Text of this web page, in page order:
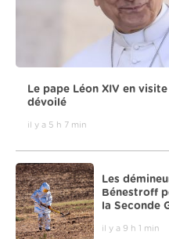
Le pape Léon XIV en
dévoilé
il y a 5 h 7 min
Les
Bénestroff
la Seconde
il y a 9 h 1 min